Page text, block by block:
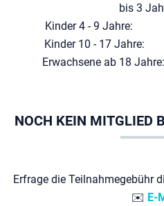
bis 3
Kinder 4 - 9 Jahre:
Kinder 10 - 17 Jahre:
Erwachsene ab 18 Jahre:
NOCH KEIN MITGLIED
Erfrage die Teilnahmegebühr
✉️ E-